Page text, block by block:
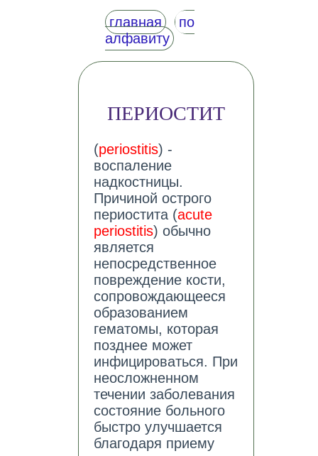
главная
по
алфавиту
ПЕРИОСТИТ
(periostitis) -
воспаление
надкостницы.
Причиной острого
периостита (acute
periostitis) обычно
является
непосредственное
повреждение кости,
сопровождающееся
образованием
гематомы, которая
позднее может
инфицироваться. При
неосложненном
течении заболевания
состояние больного
быстро улучшается
благодаря приему